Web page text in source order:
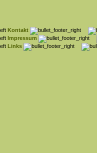
Kontakt
Impressum
Links